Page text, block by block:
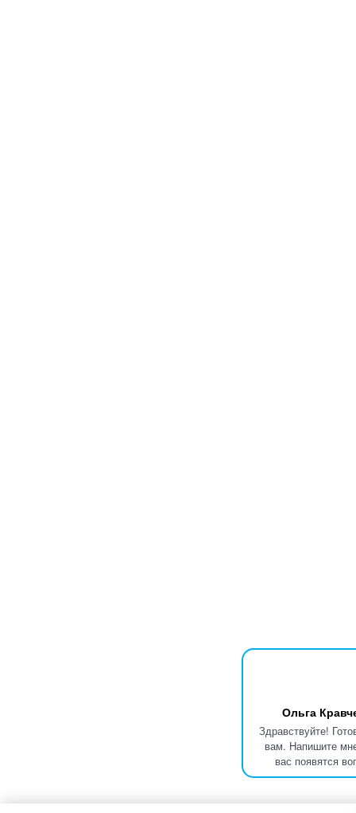
Ольга
Здравствуйте!
вам. Напишите
вас появятся